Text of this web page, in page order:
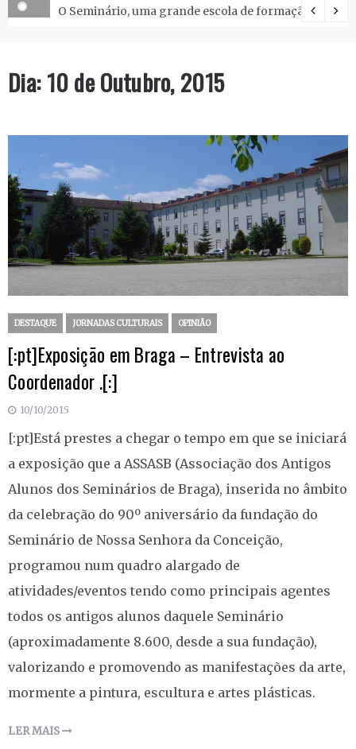
O Seminário, uma grande escola de formação.
Dia:10 de Outubro, 2015
DESTAQUE JORNADAS CULTURAIS OPINIÃO
[:pt]Exposição em Braga – Entrevista ao
Coordenador .[:]
10/10/2015
[:pt]Está prestes a chegar o tempo em que se iniciará
a exposição que a ASSASB (Associação dos Antigos
Alunos dos Seminários de Braga), inserida no âmbito
da celebração do 90º aniversário da fundação do
Seminário de Nossa Senhora da Conceição,
programou num quadro alargado de
atividades/eventos tendo como principais agentes
todos os antigos alunos daquele Seminário
(aproximadamente 8.600, desde a sua fundação),
valorizando e promovendo as manifestações da arte,
mormente a pintura, escultura e artes plásticas.
LER MAIS